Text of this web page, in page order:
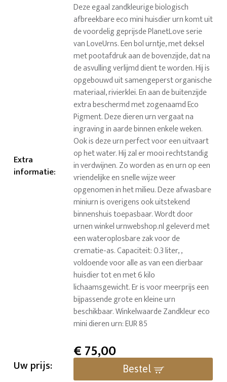
Extra
informatie:
Deze egaal zandkleurige biologisch
afbreekbare eco mini huisdier urn komt uit
de voordelig geprijsde PlanetLove serie
van LoveUrns. Een bol urntje, met deksel
met pootafdruk aan de bovenzijde, dat na
de asvulling verlijmd dient te worden. Hij is
opgebouwd uit samengeperst organische
materiaal, rivierklei. En aan de buitenzijde
extra beschermd met zogenaamd Eco
Pigment. Deze dieren urn vergaat na
ingraving in aarde binnen enkele weken.
Ook is deze urn perfect voor een uitvaart
op het water. Hij zal er mooi rechtstandig
in verdwijnen. Zo worden as en urn op een
vriendelijke en snelle wijze weer
opgenomen in het milieu. Deze afwasbare
miniurn is overigens ook uitstekend
binnenshuis toepasbaar. Wordt door
urnen winkel urnwebshop.nl geleverd met
een wateroplosbare zak voor de
crematie-as. Capaciteit: 0.3 liter, ,
voldoende voor alle as van een dierbaar
huisdier tot en met 6 kilo
lichaamsgewicht. Er is voor meerprijs een
bijpassende grote en kleine urn
beschikbaar. Winkelwaarde Zandkleur eco
mini dieren urn: EUR 85
Uw prijs:
€75,00
Bestel